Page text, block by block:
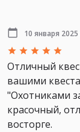
10 января 2025
Отличный
вашими
"Охотниками
красочный,
восторге.